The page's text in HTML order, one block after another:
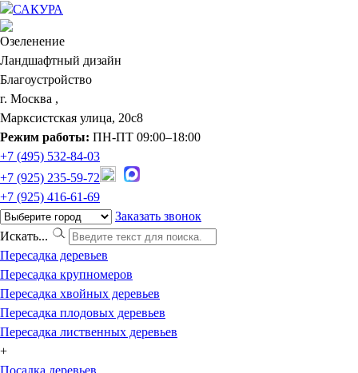
САКУРА
Озеленение
Ландшафтный дизайн
Благоустройство
г. Москва ,
Марксистская улица, 20с8
Режим работы: ПН-ПТ 09:00–18:00
+7 (495) 532-84-03
+7 (925) 235-59-72
+7 (925) 416-61-69
Заказать звонок
Искать...
Пересадка деревьев
Пересадка крупномеров
Пересадка хвойных деревьев
Пересадка плодовых деревьев
Пересадка лиственных деревьев
+
Посадка деревьев